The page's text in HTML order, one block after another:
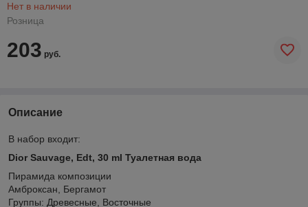
Нет в наличии
Розница
203 руб.
Описание
В набор входит:
Dior Sauvage, Edt, 30 ml Туалетная вода
Пирамида композиции
Амброксан, Бергамот
Группы: Древесные, Восточные